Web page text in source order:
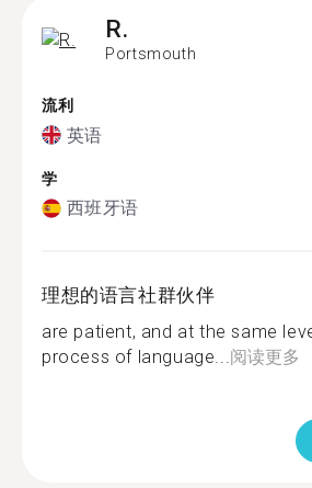
R.
Portsmouth
流利
英语
学
西班牙语
理想的语言社群伙伴
are patient, and at the same
process of language...阅读更多